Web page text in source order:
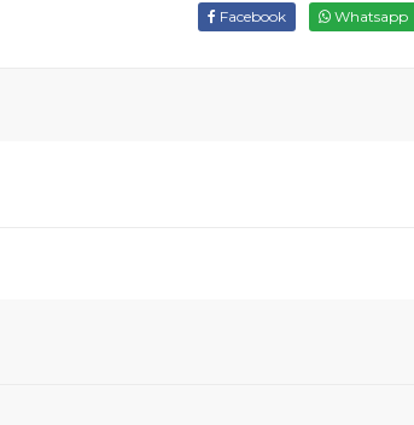
Facebook Whatsapp